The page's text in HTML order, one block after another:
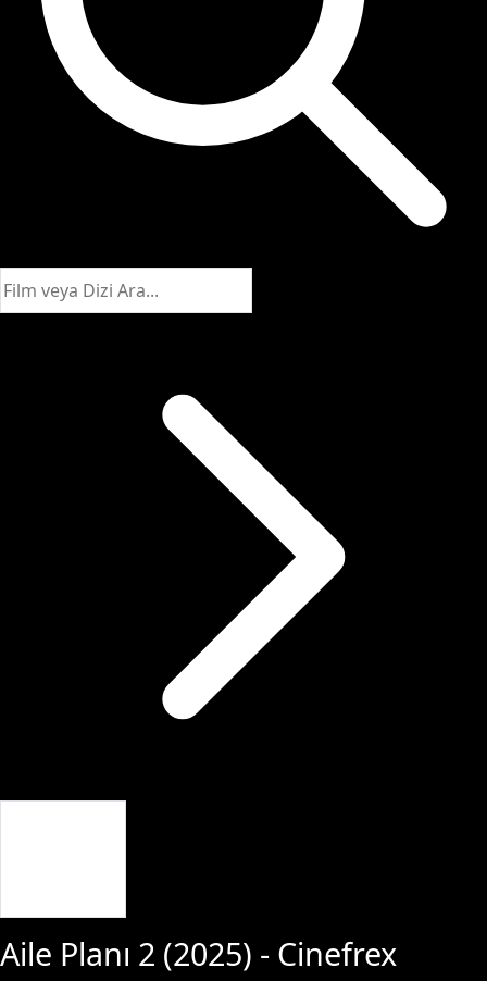
Aile Planı 2 (2025) - Cinefrex